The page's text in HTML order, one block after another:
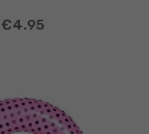
€4.95